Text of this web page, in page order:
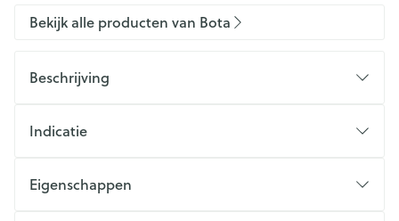
Bekijk alle producten van Bota
Beschrijving
Indicatie
Eigenschappen